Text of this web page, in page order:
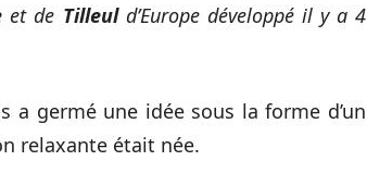
et de Tilleuld’Europe développé il y a 4
a germé une idée sous la forme d’un
relaxante était née.